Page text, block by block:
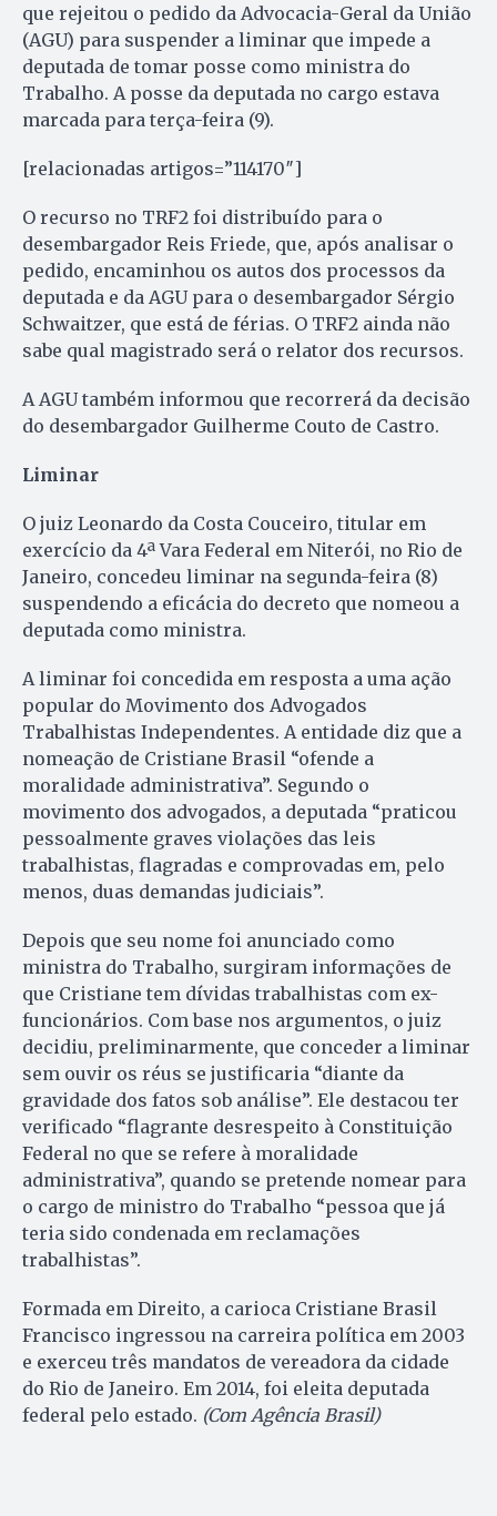
que rejeitou o pedido da Advocacia-Geral da União
(AGU) para suspender a liminar que impede a
deputada de tomar posse como ministra do
Trabalho. A posse da deputada no cargo estava
marcada para terça-feira (9).
[relacionadas artigos=”114170″]
O recurso no TRF2 foi distribuído para o
desembargador Reis Friede, que, após analisar o
pedido, encaminhou os autos dos processos da
deputada e da AGU para o desembargador Sérgio
Schwaitzer, que está de férias. O TRF2 ainda não
sabe qual magistrado será o relator dos recursos.
A AGU também informou que recorrerá da decisão
do desembargador Guilherme Couto de Castro.
Liminar
O juiz Leonardo da Costa Couceiro, titular em
exercício da 4ª Vara Federal em Niterói, no Rio de
Janeiro, concedeu liminar na segunda-feira (8)
suspendendo a eficácia do decreto que nomeou a
deputada como ministra.
A liminar foi concedida em resposta a uma ação
popular do Movimento dos Advogados
Trabalhistas Independentes. A entidade diz que a
nomeação de Cristiane Brasil “ofende a
moralidade administrativa”. Segundo o
movimento dos advogados, a deputada “praticou
pessoalmente graves violações das leis
trabalhistas, flagradas e comprovadas em, pelo
menos, duas demandas judiciais”.
Depois que seu nome foi anunciado como
ministra do Trabalho, surgiram informações de
que Cristiane tem dívidas trabalhistas com ex-
funcionários. Com base nos argumentos, o juiz
decidiu, preliminarmente, que conceder a liminar
sem ouvir os réus se justificaria “diante da
gravidade dos fatos sob análise”. Ele destacou ter
verificado “flagrante desrespeito à Constituição
Federal no que se refere à moralidade
administrativa”, quando se pretende nomear para
o cargo de ministro do Trabalho “pessoa que já
teria sido condenada em reclamações
trabalhistas”.
Formada em Direito, a carioca Cristiane Brasil
Francisco ingressou na carreira política em 2003
e exerceu três mandatos de vereadora da cidade
do Rio de Janeiro. Em 2014, foi eleita deputada
federal pelo estado. (Com Agência Brasil)